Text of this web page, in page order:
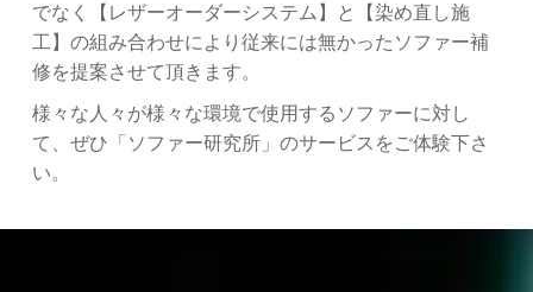
でなく【レザーオーダーシステム】と【染め直し施
工】の組み合わせにより従来には無かったソファー補
修を提案させて頂きます。
様々な人々が様々な環境で使用するソファーに対し
て、ぜひ「ソファー研究所」のサービスをご体験下さ
い。